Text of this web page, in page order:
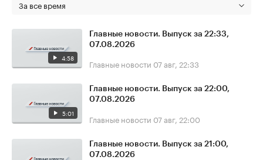
За все время
4:58
Главные новости. Выпуск за 22:33,
07.08.2026
Главные новости 07 авг, 22:33
5:01
Главные новости. Выпуск за 22:00,
07.08.2026
Главные новости 07 авг, 22:00
Главные новости. Выпуск за 21:00,
07.08.2026